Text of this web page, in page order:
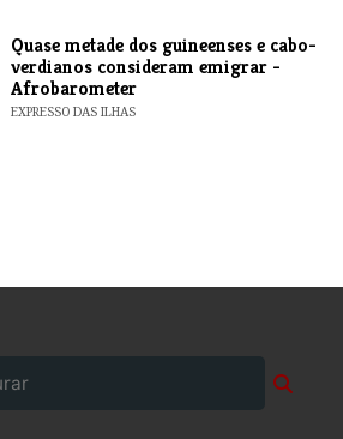
Quase metade dos guineenses e cabo-
verdianos consideram emigrar -
Afrobarometer
EXPRESSO DAS ILHAS